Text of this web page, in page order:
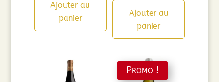
Ajouter au
panier
Ajouter au
panier
Promo !